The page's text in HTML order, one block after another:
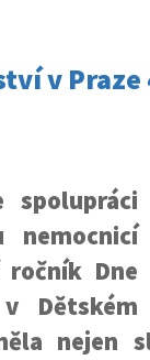
v
spolupráci
nemocnicí
Dne
Dětském
nejen